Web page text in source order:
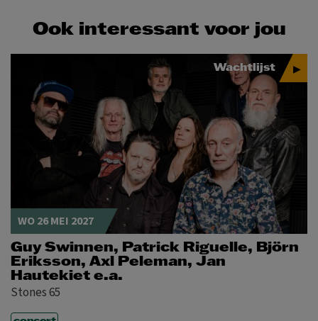
Ook interessant voor jou
Wachtlijst
WO 26 MEI 2027
Guy Swinnen, Patrick Riguelle, Björn
Eriksson, Axl Peleman, Jan
Hautekiet e.a.
Stones 65